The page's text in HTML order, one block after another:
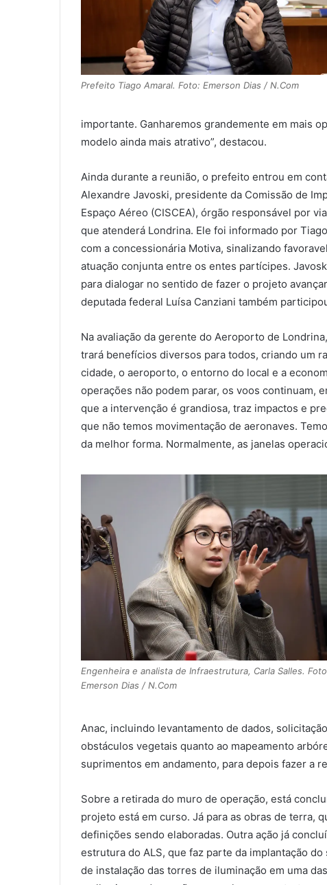
Prefeito Tiago Amaral. Foto: Emerson Dias / N.Com
importante. Ganharemos grandemente em mais
modelo ainda mais atrativo”, destacou.
Ainda durante a reunião, o prefeito entrou em
Alexandre Javoski, presidente da Comissão de
Espaço Aéreo (CISCEA), órgão responsável por
que atenderá Londrina. Ele foi informado por
com a concessionária Motiva, sinalizando
atuação conjunta entre os entes partícipes.
para dialogar no sentido de fazer o projeto
deputada federal Luísa Canziani também
Na avaliação da gerente do Aeroporto de
trará benefícios diversos para todos, criando um
cidade, o aeroporto, o entorno do local e a
operações não podem parar, os voos continuam,
que a intervenção é grandiosa, traz impactos e
que não temos movimentação de aeronaves.
da melhor forma. Normalmente, as janelas
Engenheira e analista de Infraestrutura, Carla Salles.
Emerson Dias / N.Com
Anac, incluindo levantamento de dados,
obstáculos vegetais quanto ao mapeamento
suprimentos em andamento, para depois fazer a
Sobre a retirada do muro de operação, está
projeto está em curso. Já para as obras de terra,
definições sendo elaboradas. Outra ação já
estrutura do ALS, que faz parte da implantação
de instalação das torres de iluminação em uma